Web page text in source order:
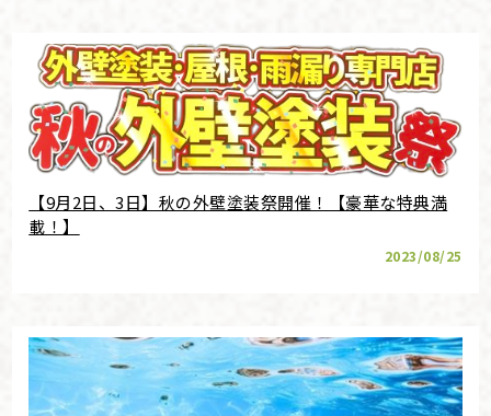
【9月2日、3日】秋の外壁塗装祭開催！【豪華な特典満
載！】
2023/08/25